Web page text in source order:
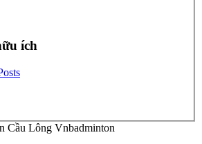
ích
Cầu Lông Vnbadminton